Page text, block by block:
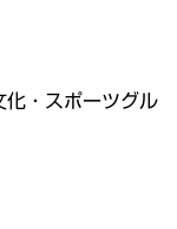
・スポーツグル